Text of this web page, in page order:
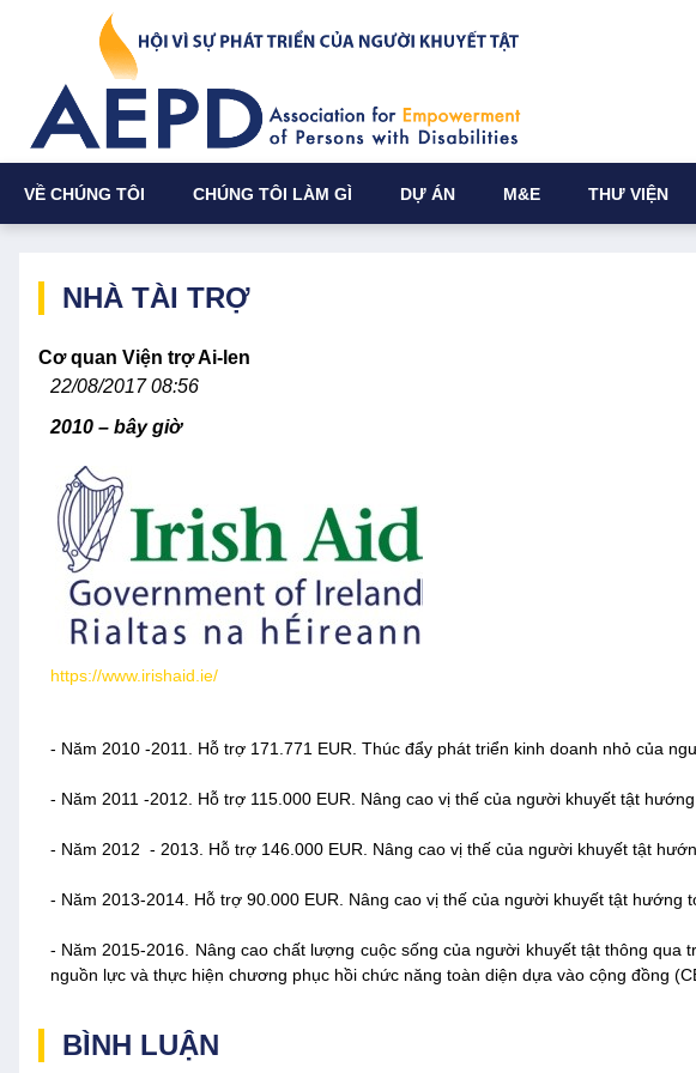
VỀ CHÚNG TÔI CHÚNG TÔI LÀM GÌ DỰ ÁN M&E THƯ VIỆN
NHÀ TÀI TRỢ
Cơ quan Viện trợ Ai-len
22/08/2017 08:56
2010 – bây giờ
https://www.irishaid.ie/
- Năm 2010 -2011. Hỗ trợ 171.771 EUR. Thúc đẩy phát triển kinh doanh nhỏ của
- Năm 2011 -2012. Hỗ trợ 115.000 EUR. Nâng cao vị thế của người khuyết tật
- Năm 2012 - 2013. Hỗ trợ 146.000 EUR. Nâng cao vị thế của người khuyết tật
- Năm 2013-2014. Hỗ trợ 90.000 EUR. Nâng cao vị thế của người khuyết tật hướng
- Năm 2015-2016. Nâng cao chất lượng cuộc sống của người khuyết tật thông qua
nguồn lực và thực hiện chương phục hồi chức năng toàn diện dựa vào cộng đồng
BÌNH LUẬN